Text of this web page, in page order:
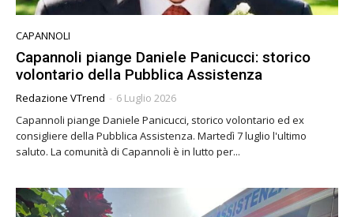
CAPANNOLI
Capannoli piange Daniele Panicucci: storico
volontario della Pubblica Assistenza
Redazione VTrend - 6 Luglio 2026
Capannoli piange Daniele Panicucci, storico volontario ed ex
consigliere della Pubblica Assistenza. Martedì 7 luglio l'ultimo
saluto. La comunità di Capannoli è in lutto per...